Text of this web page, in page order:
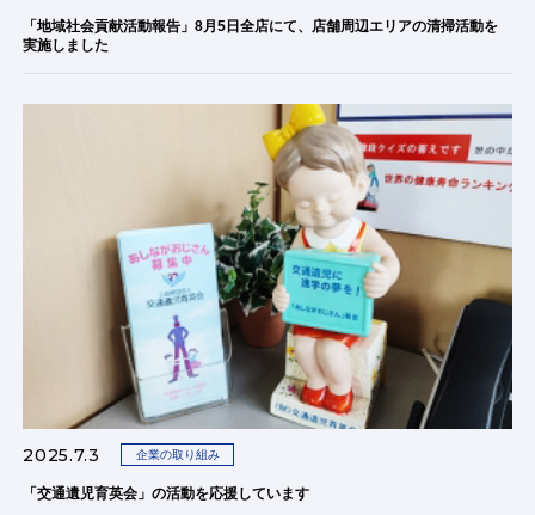
「地域社会貢献活動報告」8月5日全店にて、店舗周辺エリアの清掃活動を
実施しました
2025.7.3 企業の取り組み
「交通遺児育英会」の活動を応援しています